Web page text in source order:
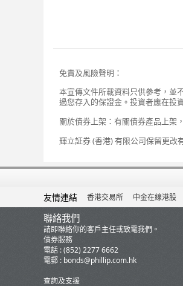
免責及風險聲明：
本宣傳文件所載資料只供參考，並
過您存入的保證金。投資者應在投
關於債券上架：有關債券產品上架
輝立証券 (香港) 有限公司保留更改
友情連結 香港交易所 中金在線港股
聯絡我們
請即聯絡你的客戶主任或致電我們。
債券服務
電話 : (852) 2277 6662
電郵 : bonds@phillip.com.hk
查詢及支援